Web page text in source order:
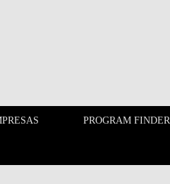
PROGRAM FINDER